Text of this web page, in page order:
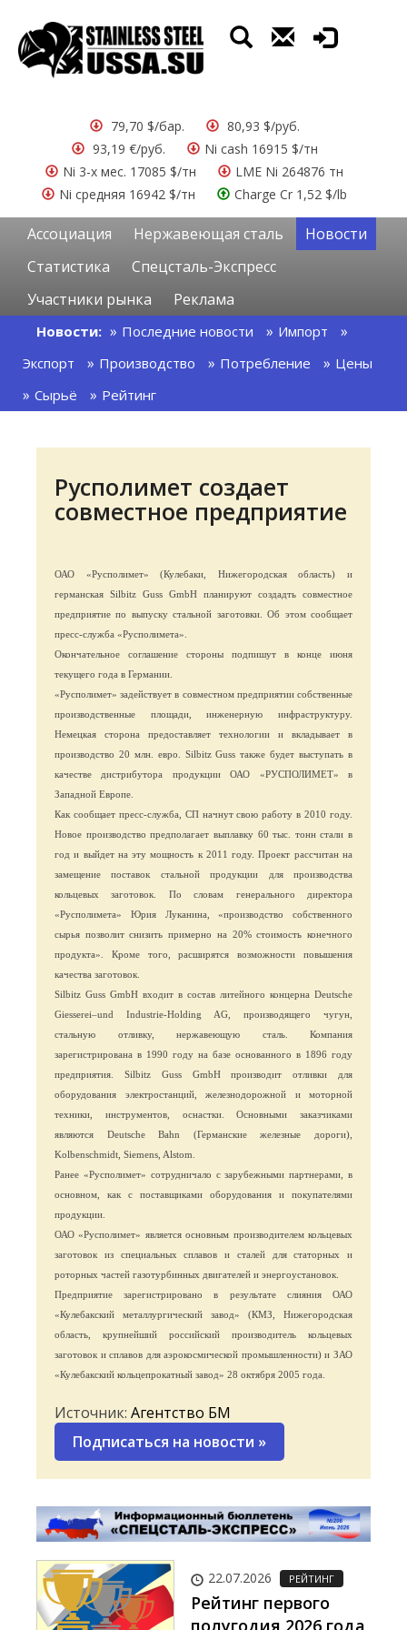
79,70 $/бар.
80,93 $/руб.
93,19 €/руб.
Ni cash 16915 $/тн
Ni 3-х мес. 17085 $/тн
LME Ni 264876 тн
Ni средняя 16942 $/тн
Charge Cr 1,52 $/lb
Ассоциация Нержавеющая сталь
Новости
Статистика
Спецсталь-Экспресс
Участники рынка
Реклама
Новости: Последние новости
Импорт
Экспорт
Производство Потребление
Цены
Сырьё
Рейтинг
Русполимет создает
совместное предприятие
ОАО «Русполимет» (Кулебаки, Нижегородская область) и
германская Silbitz Guss GmbH планируют создадть совместное
предприятие по выпуску стальной заготовки. Об этом сообщает
пресс-служба «Русполимета».
Окончательное соглашение стороны подпишут в конце июня
текущего года в Германии.
«Русполимет» задействует в совместном предприятии собственные
производственные площади, инженерную инфраструктуру.
Немецкая сторона предоставляет технологии и вкладывает в
производство 20 млн. евро. Silbitz Guss также будет выступать в
качестве дистрибутора продукции ОАО «РУСПОЛИМЕТ» в
Западной Европе.
Как сообщает пресс-служба, СП начнут свою работу в 2010 году.
Новое производство предполагает выплавку 60 тыс. тонн стали в
год и выйдет на эту мощность к 2011 году. Проект рассчитан на
замещение поставок стальной продукции для производства
кольцевых заготовок. По словам генерального директора
«Русполимета» Юрия Луканина, «производство собственного
сырья позволит снизить примерно на 20% стоимость конечного
продукта». Кроме того, расширятся возможности повышения
качества заготовок.
Silbitz Guss GmbH входит в состав литейного концерна Deutsche
Giesserei–und Industrie-Holding AG, производящего чугун,
стальную отливку, нержавеющую сталь. Компания
зарегистрирована в 1990 году на базе основанного в 1896 году
предприятия. Silbitz Guss GmbH производит отливки для
оборудования электростанций, железнодорожной и моторной
техники, инструментов, оснастки. Основными заказчиками
являются Deutsche Bahn (Германские железные дороги),
Kolbenschmidt, Siemens, Alstom.
Ранее «Русполимет» сотрудничало с зарубежными партнерами, в
основном, как с поставщиками оборудования и покупателями
продукции.
ОАО «Русполимет» является основным производителем кольцевых
заготовок из специальных сплавов и сталей для статорных и
роторных частей газотурбинных двигателей и энергоустановок.
Предприятие зарегистрировано в результате слияния ОАО
«Кулебакский металлургический завод» (КМЗ, Нижегородская
область, крупнейший российский производитель кольцевых
заготовок и сплавов для аэрокосмической промышленности) и ЗАО
«Кулебакский кольцепрокатный завод» 28 октября 2005 года.
Источник: Агентство БМ
Подписаться на новости »
22.07.2026 РЕЙТИНГ
Рейтинг первого
полугодия 2026 года